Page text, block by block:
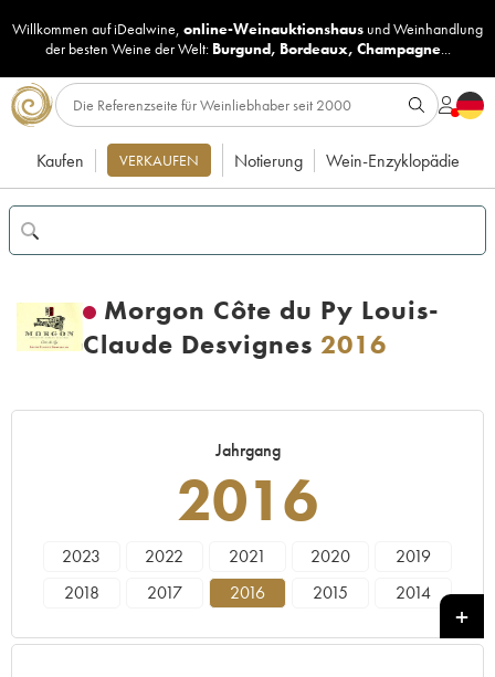
Willkommen auf iDealwine, online-Weinauktionshaus undWeinhandlung
der besten Weine der Welt: Burgund, Bordeaux, Champagne...
Kaufen VERKAUFEN Notierung Wein-Enzyklopädie
Morgon Côte du Py Louis-
Claude Desvignes 2016
Jahrgang
2016
2023 2022 2021 2020
2019
2018
2017 2016 2015
2014